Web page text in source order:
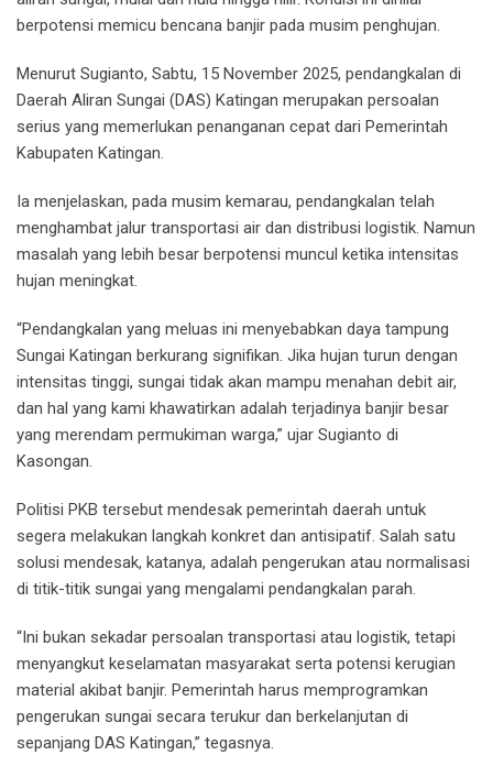
berpotensi memicu bencana banjir pada musim penghujan.
Menurut Sugianto, Sabtu, 15 November 2025, pendangkalan di
Daerah Aliran Sungai (DAS) Katingan merupakan persoalan
serius yang memerlukan penanganan cepat dari Pemerintah
Kabupaten Katingan.
Ia menjelaskan, pada musim kemarau, pendangkalan telah
menghambat jalur transportasi air dan distribusi logistik. Namun
masalah yang lebih besar berpotensi muncul ketika intensitas
hujan meningkat.
“Pendangkalan yang meluas ini menyebabkan daya tampung
Sungai Katingan berkurang signifikan. Jika hujan turun dengan
intensitas tinggi, sungai tidak akan mampu menahan debit air,
dan hal yang kami khawatirkan adalah terjadinya banjir besar
yang merendam permukiman warga,” ujar Sugianto di
Kasongan.
Politisi PKB tersebut mendesak pemerintah daerah untuk
segera melakukan langkah konkret dan antisipatif. Salah satu
solusi mendesak, katanya, adalah pengerukan atau normalisasi
di titik-titik sungai yang mengalami pendangkalan parah.
“Ini bukan sekadar persoalan transportasi atau logistik, tetapi
menyangkut keselamatan masyarakat serta potensi kerugian
material akibat banjir. Pemerintah harus memprogramkan
pengerukan sungai secara terukur dan berkelanjutan di
sepanjang DAS Katingan,” tegasnya.